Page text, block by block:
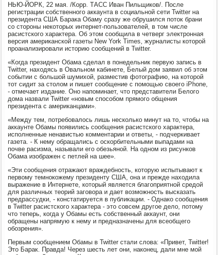
НЬЮ-ЙОРК, 22 мая. /Корр. ТАСС Иван Пильщиков/. После
регистрации собственного аккаунта в социальной сети Twitter на
президента США Барака Обаму сразу же обрушился поток брани
со стороны некоторых интернет-пользователей, в том числе
расистского характера. Об этом сообщила в четверг электронная
версия американской газеты New York Times, журналисты которой
проанализировали историю сообщений в Twitter.
«Когда президент Обама сделал в понедельник первую запись в
Twitter, находясь в Овальном кабинете, Белый дом заявил об этом
событии с большой шумихой, разместив фотографию, на которой
тот сидит за столом и пишет сообщение с помощью своего iPhone,
- отмечает издание. Оно напоминает, что представители Белого
дома назвали Twitter «новым способом прямого общения
президента с американцами».
«Между тем, потребовалось лишь несколько минут на то, чтобы на
аккаунте Обамы появились сообщения расистского характера,
исполненные ненавистью комментарии и ответы, - подчеркивает
газета. - К нему обращались с оскорбительными выпадами на
почве расизма, называли его обезьяной. На одном из рисунков
Обама изображен с петлей на шее».
«Эти сообщения отражают враждебность, которую испытывают к
первому темнокожему президенту США, она и прежде находила
выражение в Интернете, который является благоприятной средой
для различных теорий заговора и дает возможность высказать
предрассудки, - констатируется в публикации. - Однако сообщения
в Twitter расистского характера - это совсем другое дело, потому
что теперь, когда у Обамы есть собственный аккаунт, они
обращены напрямую к нему и предназначены для всеобщего
обозрения».
Первым сообщением Обамы в Twitter стали слова: «Привет, Twitter!
Это Барак. Правда! Через шесть лет они, наконец, дали мне мой